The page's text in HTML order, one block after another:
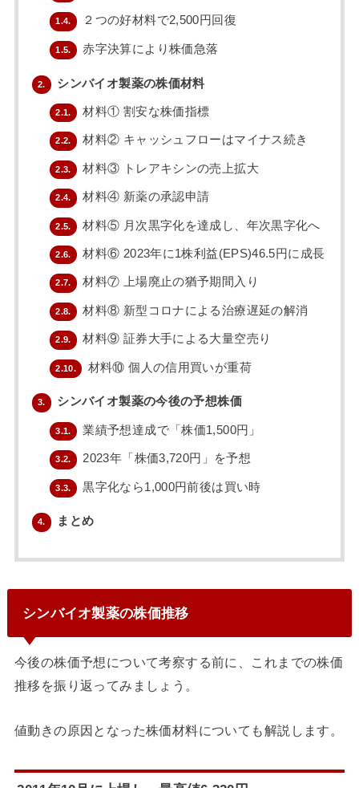
1.4. ２つの好材料で2,500円回復
1.5. 赤字決算により株価急落
2. シンバイオ製薬の株価材料
2.1. 材料① 割安な株価指標
2.2. 材料② キャッシュフローはマイナス続き
2.3. 材料③ トレアキシンの売上拡大
2.4. 材料④ 新薬の承認申請
2.5. 材料⑤ 月次黒字化を達成し、年次黒字化へ
2.6. 材料⑥ 2023年に1株利益(EPS)46.5円に成長
2.7. 材料⑦ 上場廃止の猶予期間入り
2.8. 材料⑧ 新型コロナによる治療遅延の解消
2.9. 材料⑨ 証券大手による大量空売り
2.10. 材料⑩ 個人の信用買いが重荷
3. シンバイオ製薬の今後の予想株価
3.1. 業績予想達成で「株価1,500円」
3.2. 2023年「株価3,720円」を予想
3.3. 黒字化なら1,000円前後は買い時
4. まとめ
シンバイオ製薬の株価推移
今後の株価予想について考察する前に、これまでの株価
推移を振り返ってみましょう。
値動きの原因となった株価材料についても解説します。